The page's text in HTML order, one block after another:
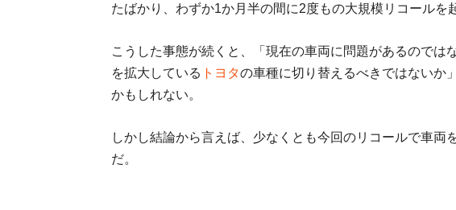
たばかり、わずか1か月半の間に2度もの大規模リコールを
こうした事態が続くと、「現在の車両に問題があるのでは
を拡大している トヨタの車種に切り替えるべきではないか
かもしれない。
しかし結論から言えば、少なくとも今回のリコールで車両
だ。